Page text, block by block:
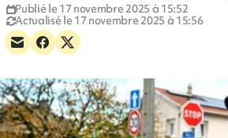
Publié le 17 novembre 2025 à 15:52
Actualisé le 17 novembre 2025 à 15:56